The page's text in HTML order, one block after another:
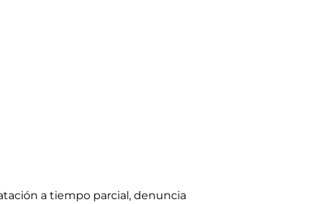
a tiempo parcial, denuncia